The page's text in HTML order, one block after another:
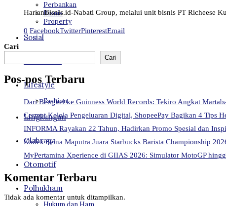
Perbankan
Bisnis
Property
Sosial
Lifestyle
Fashion
Lingkungan
Olahraga
Otomotif
Polhukham
Hukum dan Ham
HarianBisnis.id-Nabati Group, melalui unit bisnis PT Richeese
0 FacebookTwitterPinterestEmail
Cari
Cari
Pos-pos Terbaru
Dari Bengkel ke Guinness World Records: Tekiro Angkat
Cermat Kelola Pengeluaran Digital, ShopeePay Bagikan 4 Tips
INFORMA Rayakan 22 Tahun, Hadirkan Promo Spesial dan
Kadek Seina Maputra Juara Starbucks Barista Championship
MyPertamina Xperience di GIIAS 2026: Simulator MotoGP
Komentar Terbaru
Tidak ada komentar untuk ditampilkan.